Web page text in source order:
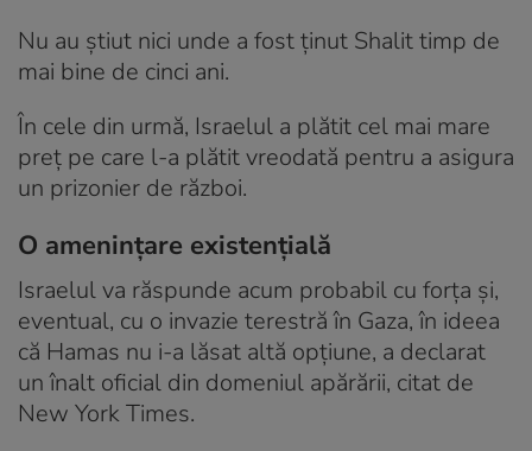
Nu au știut nici unde a fost ținut Shalit timp de
mai bine de cinci ani.
În cele din urmă, Israelul a plătit cel mai mare
preț pe care l-a plătit vreodată pentru a asigura
un prizonier de război.
O amenințare existențială
Israelul va răspunde acum probabil cu forța și,
eventual, cu o invazie terestră în Gaza, în ideea
că Hamas nu i-a lăsat altă opțiune, a declarat
un înalt oficial din domeniul apărării, citat de
New York Times.